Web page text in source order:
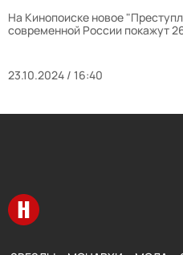
На Кинопоиске новое
современной России покажут
23.10.2024 / 16:40
Перейти на главную